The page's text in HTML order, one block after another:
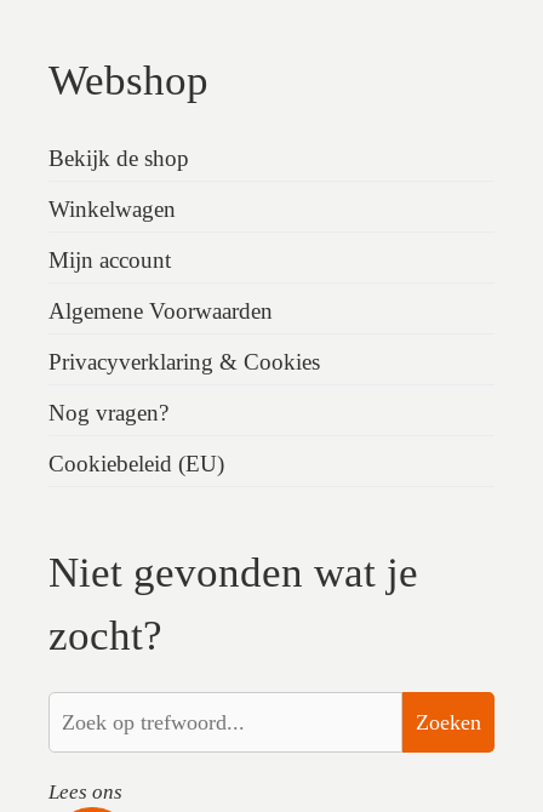
Webshop
Bekijk de shop
Winkelwagen
Mijn account
Algemene Voorwaarden
Privacyverklaring & Cookies
Nog vragen?
Cookiebeleid (EU)
Niet gevonden wat je
zocht?
Zoeken
Lees ons